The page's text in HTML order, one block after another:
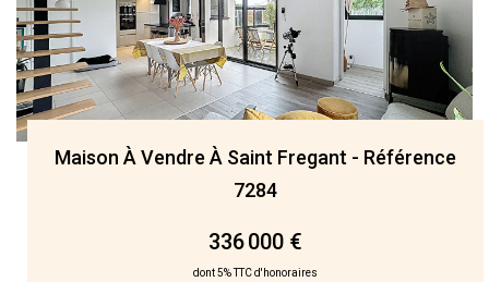
Maison À Vendre À Saint Fregant - Référence
7284
336 000 €
dont 5% TTC d'honoraires